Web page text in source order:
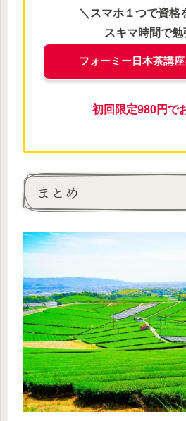
＼スマホ１つで資格
スキマ時間で勉
フォーミー日本茶講
初回限定980円で
まとめ